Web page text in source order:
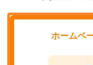
ホームペ